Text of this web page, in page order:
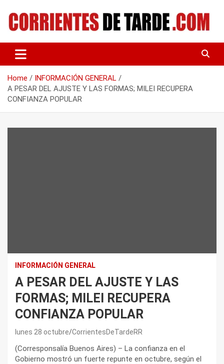
content
CORRIENTES DE TARDE
Home
INFORMACIÓN GENERAL
A PESAR DEL AJUSTE Y LAS FORMAS; MILEI RECUPERA
CONFIANZA POPULAR
INFORMACIÓN GENERAL
A PESAR DEL AJUSTE Y LAS
FORMAS; MILEI RECUPERA
CONFIANZA POPULAR
lunes 28 octubre CorrientesDeTardeRR
(Corresponsalía Buenos Aires) – La confianza en el
Gobierno mostró un fuerte repunte en octubre, según el